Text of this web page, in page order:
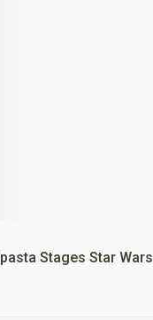
Stages Star Wars